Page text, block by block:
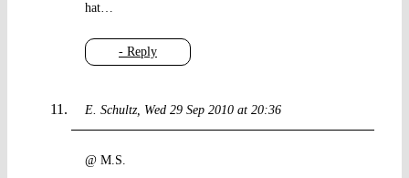
- Reply
hat…
E. Schultz Wed 29 Sep 2010 at 20:36
@ M.S.